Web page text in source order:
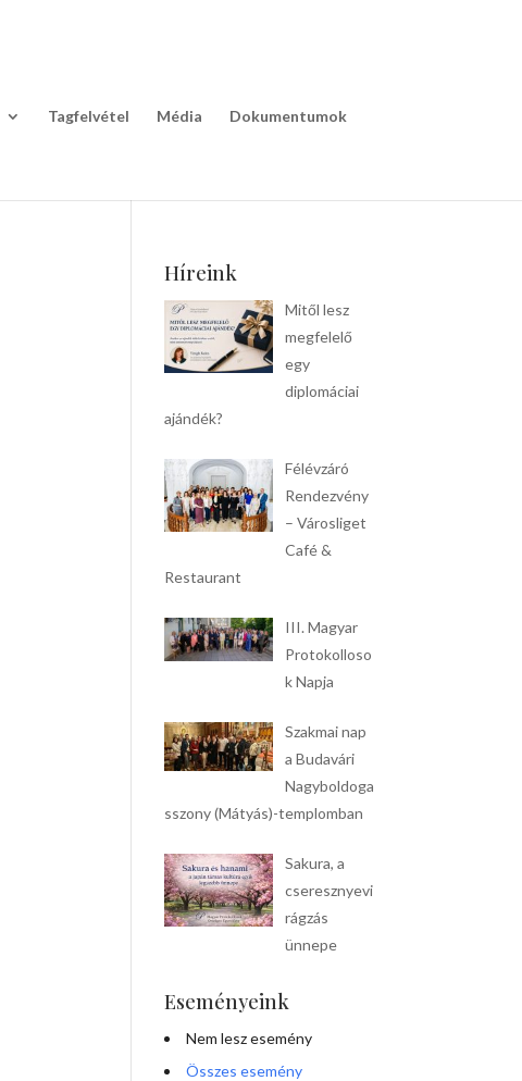
Tagfelvétel Média Dokumentumok
Híreink
Mitől lesz
megfelelő
egy
diplomáciai
ajándék?
Félévzáró
Rendezvény
– Városliget
Café &
Restaurant
III. Magyar
Protokolloso
k Napja
Szakmai nap
a Budavári
Nagyboldoga
sszony (Mátyás)-templomban
Sakura, a
cseresznyevi
rágzás
ünnepe
Eseményeink
Nem lesz esemény
Összes esemény